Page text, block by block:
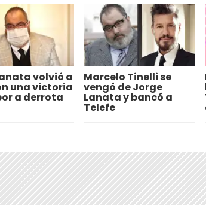
volvió a
una victoria
a derrota
Marcelo Tinelli se
vengó de Jorge
Lanata y bancó a
Telefe